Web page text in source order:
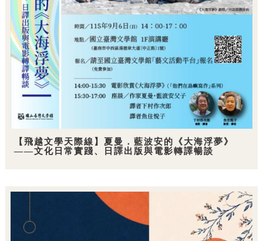
【飛越文學天際線】夏曼．藍波安的《大海浮夢》
——文化日常實踐、日譯出版與電影轉譯暢談